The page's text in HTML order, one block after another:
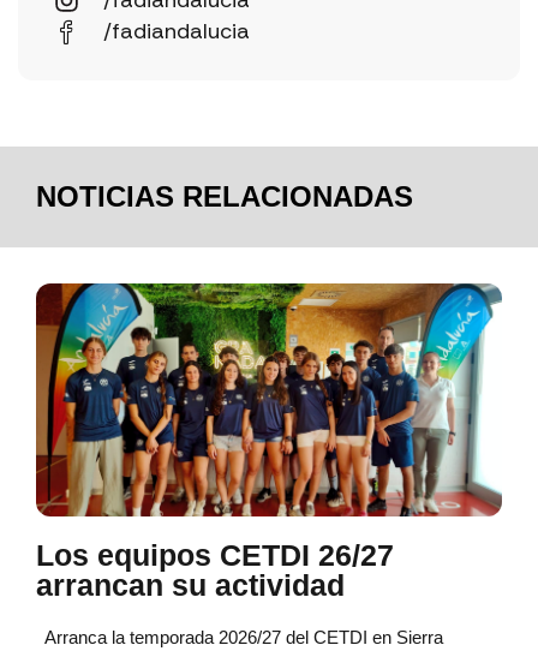
/fadiandalucia
NOTICIAS RELACIONADAS
Los equipos CETDI 26/27
arrancan su actividad
Arranca la temporada 2026/27 del CETDI en Sierra